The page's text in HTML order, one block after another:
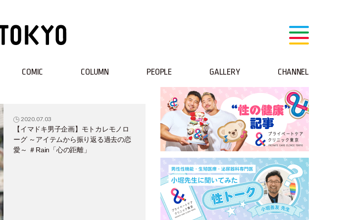
COMIC COLUMN PEOPLE GALLERY CHANNEL
2020.07.03
【イマドキ男子企画】モトカレモノロ
ーグ ～アイテムから振り返る過去の恋
愛～ ＃Rain「心の距離」